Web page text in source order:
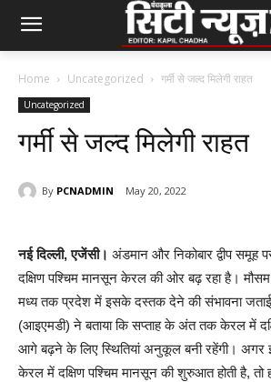
Home Uncategorized गर्मी से जल्द मिलेगी राहत
Uncategorized
गर्मी से जल्द मिलेगी राहत
By PCNADMIN May 20, 2022
नई दिल्ली, एजेंसी। अंडमान और निकोबार द्वीप समूह
दक्षिण पश्चिम मानसून केरल की ओर बढ़ रहा है।
मध्य तक प्रदेश में इसके दस्तक देने की संभावना जताई
(आइएमडी) ने बताया कि सप्ताह के अंत तक केरल में
आगे बढ़ने के लिए स्थितियां अनुकूल बनी रहेंगी।
केरल में दक्षिण पश्चिम मानसून की शुरुआत होती है, तो